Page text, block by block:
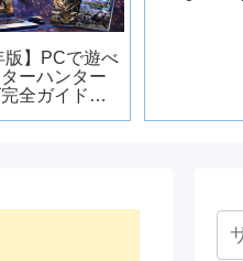
版】PCで遊べ
ーハンター
全ガイド｜